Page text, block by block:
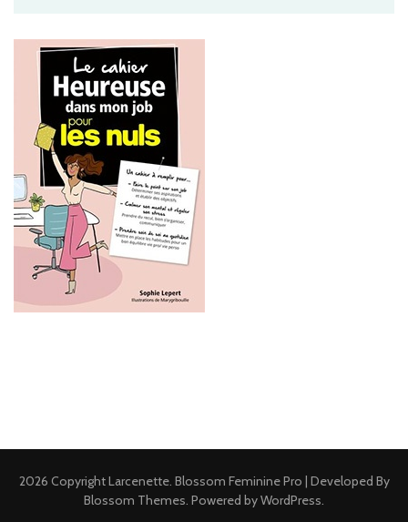
2026 CopyrightLarcenette. Blossom Feminine Pro | Developed By
Blossom Themes. Powered byWordPress.